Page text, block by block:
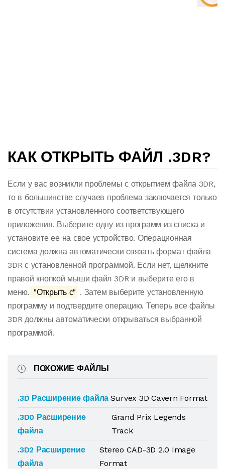
КАК ОТКРЫТЬ ФАЙЛ .3DR?
Если у вас возникли проблемы с открытием файла 3DR,
то в большинстве случаев проблема заключается только
в отсутствии установленного соответствующего
приложения. Выберите одну из программ из списка и
установите ее на свое устройство. Операционная
система должна автоматически связать формат файла
3DR с установленной программой. Если нет, щелкните
правой кнопкой мыши файл 3DR и выберите его в
меню. "Открыть с" . Затем выберите установленную
программу и подтвердите операцию. Теперь все файлы
3DR должны автоматически открываться выбранной
программой.
ПОХОЖИЕ ФАЙЛЫ
.3D Расширение файла Survex 3D Cavern Format
.3D0 Расширение
файла
Grand Prix Legends
Track
.3D2 Расширение
файла
Stereo CAD-3D 2.0 Image
Format